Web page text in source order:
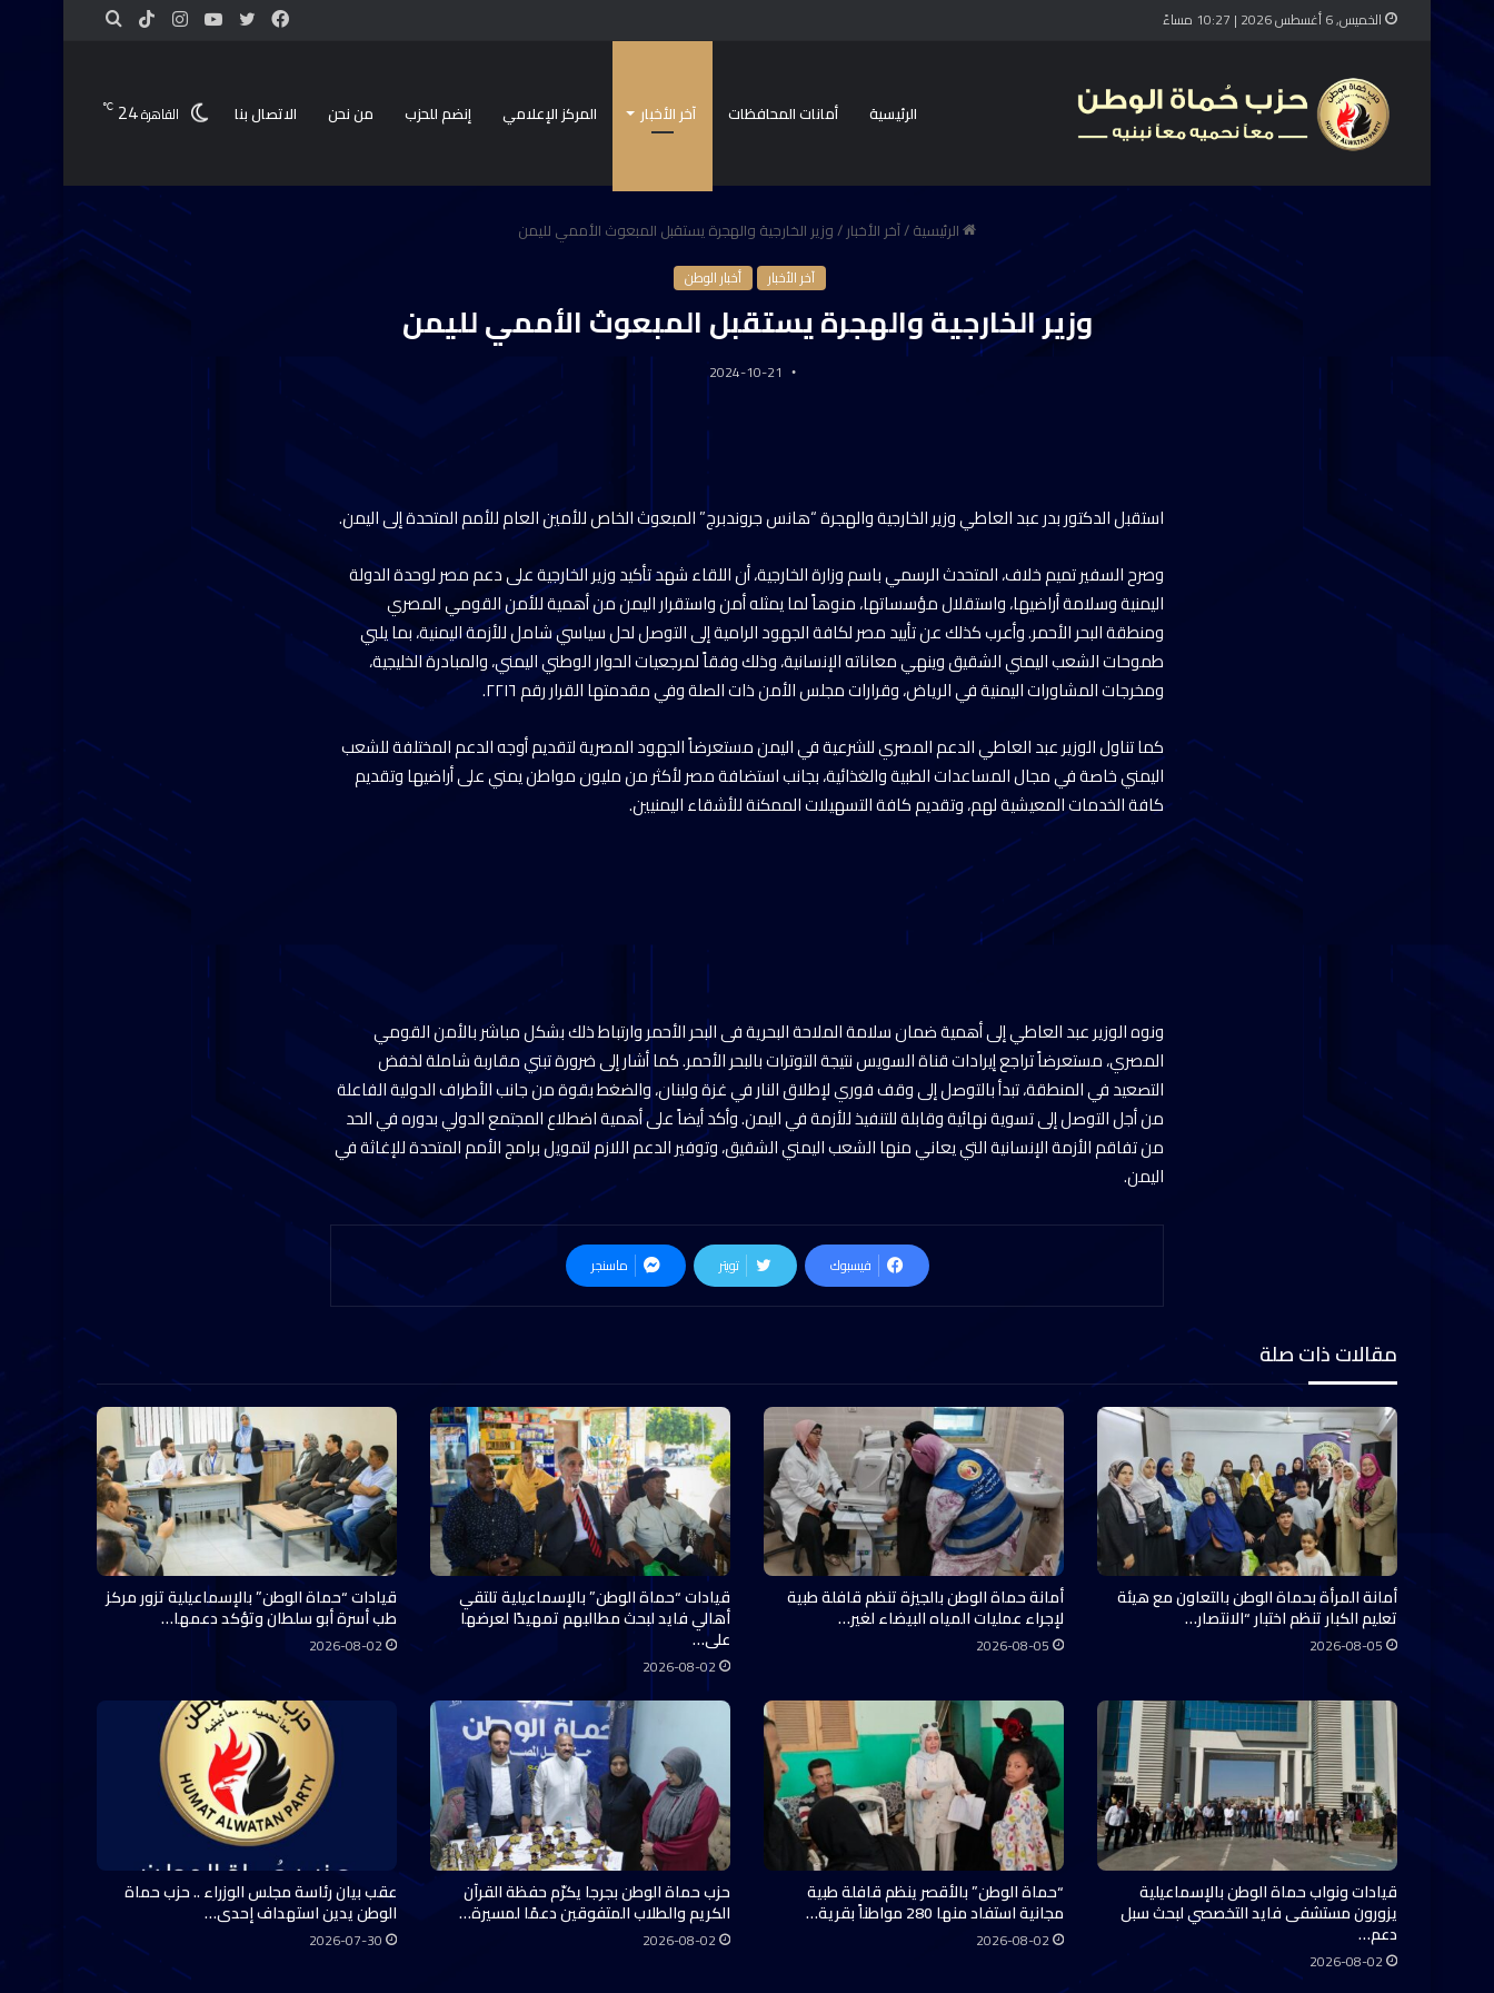
الخميس, 6 أغسطس 2026 | 10:27 مساءً
الرئيسية أمانات المحافظات آخر الأخبار المركز الإعلامي إنضم للحزب من نحن الاتصال بنا القاهرة24
℃
الرئيسية/آخر الأخبار/وزير الخارجية والهجرة يستقبل المبعوث الأممي لليمن
آخر الأخبار أخبار الوطن
وزير الخارجية والهجرة يستقبل المبعوث الأممي لليمن
2024-10-21
استقبل الدكتور بدر عبد العاطي وزير الخارجية والهجرة “هانس جروندبرج” المبعوث الخاص للأمين العام للأمم المتحدة إلى اليمن.
وصرح السفير تميم خلاف، المتحدث الرسمي باسم وزارة الخارجية، أن اللقاء شهد تأكيد وزير الخارجية على دعم مصر لوحدة الدولة
اليمنية وسلامة أراضيها، واستقلال مؤسساتها، منوهاً لما يمثله أمن واستقرار اليمن من أهمية للأمن القومي المصري
ومنطقة البحر الأحمر. وأعرب كذلك عن تأييد مصر لكافة الجهود الرامية إلى التوصل لحل سياسي شامل للأزمة اليمنية، بما يلبي
طموحات الشعب اليمني الشقيق وينهي معاناته الإنسانية، وذلك وفقاً لمرجعيات الحوار الوطني اليمني، والمبادرة الخليجية،
ومخرجات المشاورات اليمنية في الرياض، وقرارات مجلس الأمن ذات الصلة وفي مقدمتها القرار رقم ٢٢١٦.
كما تناول الوزير عبد العاطي الدعم المصري للشرعية في اليمن مستعرضاً الجهود المصرية لتقديم أوجه الدعم المختلفة للشعب
اليمني خاصة في مجال المساعدات الطبية والغذائية، بجانب استضافة مصر لأكثر من مليون مواطن يمني على أراضيها وتقديم
كافة الخدمات المعيشية لهم، وتقديم كافة التسهيلات الممكنة للأشقاء اليمنيين.
ونوه الوزير عبد العاطي إلى أهمية ضمان سلامة الملاحة البحرية فى البحر الأحمر وارتباط ذلك بشكل مباشر بالأمن القومي
المصري، مستعرضاً تراجع إيرادات قناة السويس نتيجة التوترات بالبحر الأحمر. كما أشار إلى ضرورة تبني مقاربة شاملة لخفض
التصعيد في المنطقة، تبدأ بالتوصل إلى وقف فوري لإطلاق النار في غزة ولبنان، والضغط بقوة من جانب الأطراف الدولية الفاعلة
من أجل التوصل إلى تسوية نهائية وقابلة للتنفيذ للأزمة في اليمن. وأكد أيضاً على أهمية اضطلاع المجتمع الدولي بدوره في الحد
من تفاقم الأزمة الإنسانية التي يعاني منها الشعب اليمني الشقيق، وتوفير الدعم اللازم لتمويل برامج الأمم المتحدة للإغاثة في
اليمن.
فيسبوك تويتر ماسنجر
مقالات ذات صلة
أمانة المرأة بحماة الوطن بالتعاون مع هيئة
تعليم الكبار تنظم اختبار “الانتصار…
2026-08-05
أمانة حماة الوطن بالجيزة تنظم قافلة طبية
لإجراء عمليات المياه البيضاء لغير…
2026-08-05
قيادات “حماة الوطن” بالإسماعيلية تلتقي
أهالي فايد لبحث مطالبهم تمهيدًا لعرضها
على…
2026-08-02
قيادات “حماة الوطن” بالإسماعيلية تزور مركز
طب أسرة أبو سلطان وتؤكد دعمها…
2026-08-02
قيادات ونواب حماة الوطن بالإسماعيلية
يزورون مستشفى فايد التخصصي لبحث سبل
دعم…
2026-08-02
“حماة الوطن” بالأقصر ينظم قافلة طبية
مجانية استفاد منها 280 مواطناً بقرية…
2026-08-02
حزب حماة الوطن بجرجا يكرّم حفظة القرآن
الكريم والطلاب المتفوقين دعمًا لمسيرة…
2026-08-02
عقب بيان رئاسة مجلس الوزراء .. حزب حماة
الوطن يدين استهداف إحدى…
2026-07-30